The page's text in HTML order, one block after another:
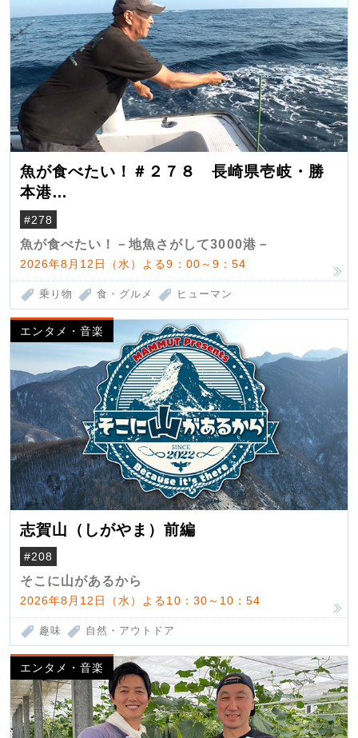
魚が食べたい！＃２７８ 長崎県壱岐・勝
本港
（クロマグロ）
#278
魚が食べたい！－地魚さがして3000港－
2026年8月12日（水）よる9：00～9：54
乗り物 食・グルメ ヒューマン
エンタメ・音楽
志賀山（しがやま）前編
#208
そこに山があるから
2026年8月12日（水）よる10：30～10：54
趣味 自然・アウトドア
エンタメ・音楽